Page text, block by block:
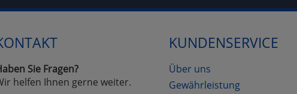
Sie Fragen?
helfen Ihnen gerne weiter.
KUNDENSERVICE
Über uns
Gewährleistung